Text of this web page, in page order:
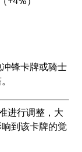
锋卡牌或骑士
进行调整，大
到该卡牌的觉